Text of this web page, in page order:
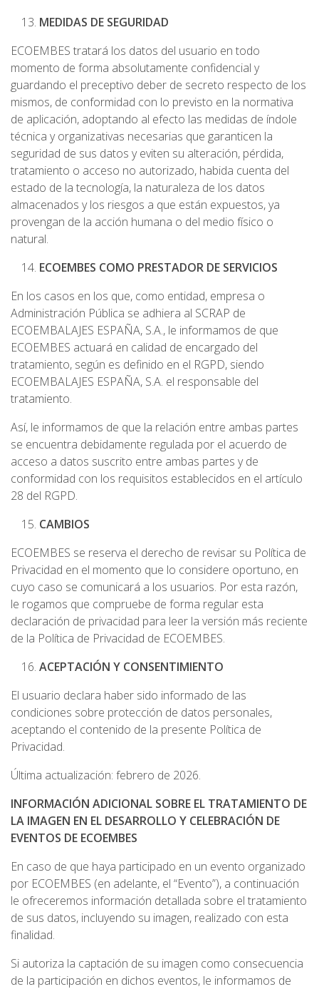
MEDIDAS DE SEGURIDAD
ECOEMBES tratará los datos del usuario en todo
momento de forma absolutamente confidencial y
guardando el preceptivo deber de secreto respecto de los
mismos, de conformidad con lo previsto en la normativa
de aplicación, adoptando al efecto las medidas de índole
técnica y organizativas necesarias que garanticen la
seguridad de sus datos y eviten su alteración, pérdida,
tratamiento o acceso no autorizado, habida cuenta del
estado de la tecnología, la naturaleza de los datos
almacenados y los riesgos a que están expuestos, ya
provengan de la acción humana o del medio físico o
natural.
ECOEMBES COMO PRESTADOR DE SERVICIOS
En los casos en los que, como entidad, empresa o
Administración Pública se adhiera al SCRAP de
ECOEMBALAJES ESPAÑA, S.A., le informamos de que
ECOEMBES actuará en calidad de encargado del
tratamiento, según es definido en el RGPD, siendo
ECOEMBALAJES ESPAÑA, S.A. el responsable del
tratamiento.
Así, le informamos de que la relación entre ambas partes
se encuentra debidamente regulada por el acuerdo de
acceso a datos suscrito entre ambas partes y de
conformidad con los requisitos establecidos en el artículo
28 del RGPD.
CAMBIOS
ECOEMBES se reserva el derecho de revisar su Política de
Privacidad en el momento que lo considere oportuno, en
cuyo caso se comunicará a los usuarios. Por esta razón,
le rogamos que compruebe de forma regular esta
declaración de privacidad para leer la versión más reciente
de la Política de Privacidad de ECOEMBES.
ACEPTACIÓN Y CONSENTIMIENTO
El usuario declara haber sido informado de las
condiciones sobre protección de datos personales,
aceptando el contenido de la presente Política de
Privacidad.
Última actualización: febrero de 2026.
INFORMACIÓN ADICIONAL SOBRE EL TRATAMIENTO DE
LA IMAGEN EN EL DESARROLLO Y CELEBRACIÓN DE
EVENTOS DE ECOEMBES
En caso de que haya participado en un evento organizado
por ECOEMBES (en adelante, el “Evento”), a continuación
le ofreceremos información detallada sobre el tratamiento
de sus datos, incluyendo su imagen, realizado con esta
finalidad.
Si autoriza la captación de su imagen como consecuencia
de la participación en dichos eventos, le informamos de